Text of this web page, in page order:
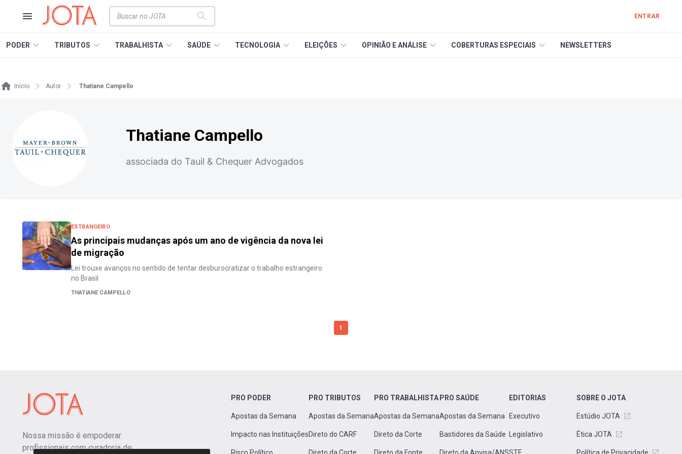
ENTRAR
PODER TRIBUTOS TRABALHISTA SAÚDE TECNOLOGIA ELEIÇÕES OPINIÃO E ANÁLISE COBERTURAS ESPECIAIS NEWSLETTERS
Início Autor Thatiane Campello
Thatiane Campello
associada do Tauil & Chequer Advogados
ESTRANGEIRO
As principais mudanças após um ano de vigência da nova lei
de migração
Lei trouxe avanços no sentido de tentar desburocratizar o trabalho estrangeiro
no Brasil
THATIANE CAMPELLO
1
Nossa missão é empoderar
profissionais com curadoria de
PRO PODER
Apostas da Semana
Impacto nas Instituições
PRO TRIBUTOS
Apostas da Semana
Direto do CARF
PRO TRABALHISTA
Apostas da Semana
Direto da Corte
PRO SAÚDE
Apostas da Semana
Bastidores da Saúde
EDITORIAS
Executivo
Legislativo
SOBRE O JOTA
Estúdio JOTA
Ética JOTA